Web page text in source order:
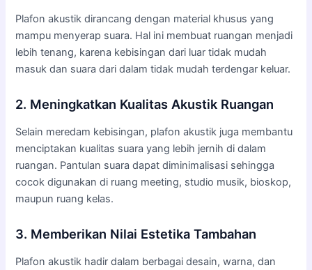
Plafon akustik dirancang dengan material khusus yang
mampu menyerap suara. Hal ini membuat ruangan menjadi
lebih tenang, karena kebisingan dari luar tidak mudah
masuk dan suara dari dalam tidak mudah terdengar keluar.
2. Meningkatkan Kualitas Akustik Ruangan
Selain meredam kebisingan, plafon akustik juga membantu
menciptakan kualitas suara yang lebih jernih di dalam
ruangan. Pantulan suara dapat diminimalisasi sehingga
cocok digunakan di ruang meeting, studio musik, bioskop,
maupun ruang kelas.
3. Memberikan Nilai Estetika Tambahan
Plafon akustik hadir dalam berbagai desain, warna, dan